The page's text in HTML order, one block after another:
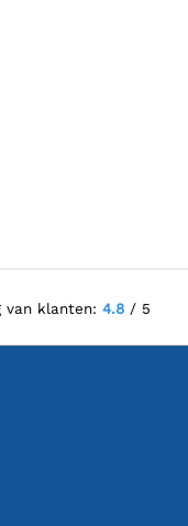
van klanten: 4.8/ 5